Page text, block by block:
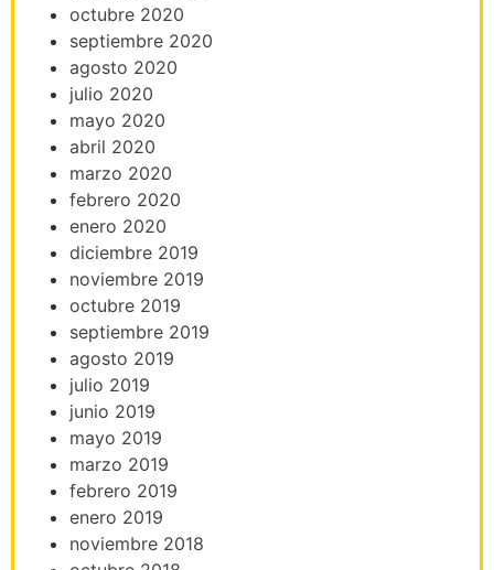
octubre 2020
septiembre 2020
agosto 2020
julio 2020
mayo 2020
abril 2020
marzo 2020
febrero 2020
enero 2020
diciembre 2019
noviembre 2019
octubre 2019
septiembre 2019
agosto 2019
julio 2019
junio 2019
mayo 2019
marzo 2019
febrero 2019
enero 2019
noviembre 2018